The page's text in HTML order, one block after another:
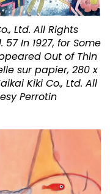
Ltd. All Rights
In 1927, for Some
Out of Thin
sur papier, 280 x
Kiki Co., Ltd. All
Perrotin